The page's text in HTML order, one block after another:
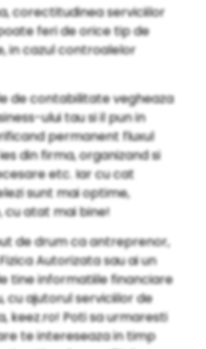
corectitudinea serviciilor
feri de orice tip de
in cazul controalelor
de contabilitate vegheaza
ului tau si il pun in
permanent fluxul
din firma, organizand si
etc. Iar cu cat
sunt mai optime,
cu atat mai bine!
de drum ca antreprenor,
Autorizata sau ai un
tine informatiile financiare
cu ajutorul serviciilor de
keez.ro! Poti sa urmaresti
te intereseaza in timp